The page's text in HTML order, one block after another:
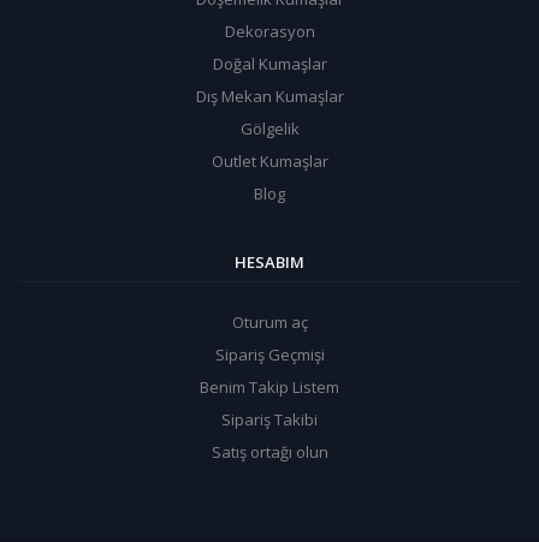
Dekorasyon
Doğal Kumaşlar
Dış Mekan Kumaşlar
Gölgelik
Outlet Kumaşlar
Blog
HESABIM
Oturum aç
Sipariş Geçmişi
Benim Takip Listem
Sipariş Takibi
Satış ortağı olun